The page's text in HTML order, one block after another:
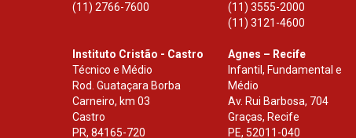
(11) 2766-7600
(11) 3555-2000
(11) 3121-4600
Instituto Cristão - Castro
Técnico e Médio
Rod. Guataçara Borba
Carneiro, km 03
Castro
PR, 84165-720
Agnes – Recife
Infantil, Fundamental e
Médio
Av. Rui Barbosa, 704
Graças, Recife
PE, 52011-040